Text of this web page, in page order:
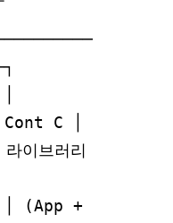
C │
이브러리
(App +